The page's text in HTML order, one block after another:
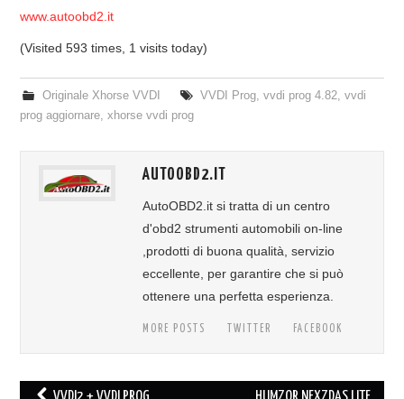
www.autoobd2.it
(Visited 593 times, 1 visits today)
Originale Xhorse VVDI VVDI Prog, vvdi prog 4.82, vvdi
prog aggiornare,xhorse vvdi prog
AUTOOBD2.IT
AutoOBD2.it si tratta di un centro
d'obd2 strumenti automobili on-line
,prodotti di buona qualità, servizio
eccellente, per garantire che si può
ottenere una perfetta esperienza.
MORE POSTS TWITTER FACEBOOK